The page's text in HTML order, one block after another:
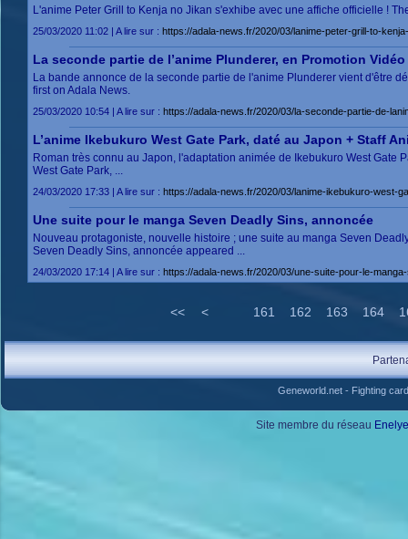
L'anime Peter Grill to Kenja no Jikan s'exhibe avec une affiche officielle !
25/03/2020 11:02 | A lire sur : https://adala-news.fr/2020/03/lanime-peter-grill-to-
La seconde partie de l’anime Plunderer, en Promotion Vidéo
La bande annonce de la seconde partie de l'anime Plunderer vient d'être
first on Adala News.
25/03/2020 10:54 | A lire sur : https://adala-news.fr/2020/03/la-seconde-partie-de-
L’anime Ikebukuro West Gate Park, daté au Japon + Staff
Roman très connu au Japon, l'adaptation animée de Ikebukuro West Gate
West Gate Park, ...
24/03/2020 17:33 | A lire sur : https://adala-news.fr/2020/03/lanime-ikebukuro-west-
Une suite pour le manga Seven Deadly Sins, annoncée
Nouveau protagoniste, nouvelle histoire ; une suite au manga Seven
Seven Deadly Sins, annoncée appeared ...
24/03/2020 17:14 | A lire sur : https://adala-news.fr/2020/03/une-suite-pour-le-
<< < 161 162 163 164
Geneworld.net- Fighting
Site membre du réseau Enelye